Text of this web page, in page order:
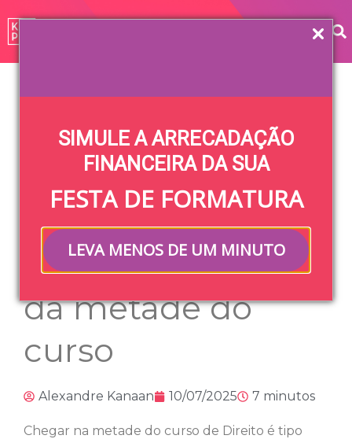
SIMULE A ARRECADAÇÃO
FINANCEIRA DA SUA
FESTA DE FORMATURA
LEVA MENOS DE UM MINUTO
Home»Blog»Vida Universitária»Festa meio
Festa meio
advogado: como
organizar o evento
da metade do
curso
Alexandre Kanaan 10/07/2025 7 minutos
Chegar na metade do curso de Direito é tipo